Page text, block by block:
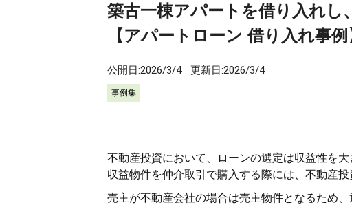
築古一棟アパートを借り入れし
【アパートローン 借り入れ事例
公開日:2026/3/4 更新日:2026/3/4
事例集
不動産投資において、ローンの選定は収益性を大
収益物件を仲介取引で購入する際には、不動産
売主が不動産会社の場合は売主物件となるため